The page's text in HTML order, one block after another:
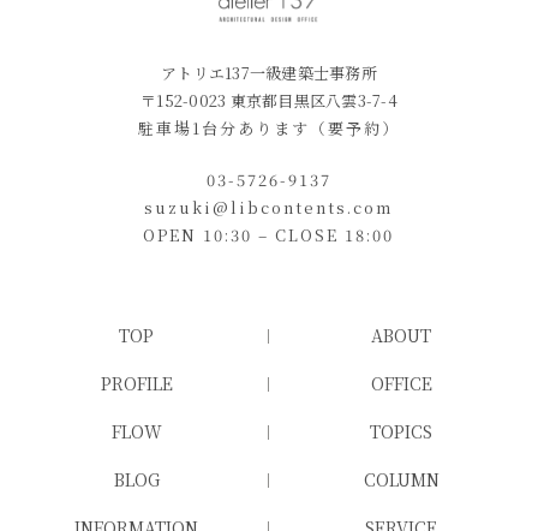
アトリエ137一級建築士事務所
〒152-0023 東京都目黒区八雲3-7-4
駐車場1台分あります（要予約）
03-5726-9137
suzuki@libcontents.com
OPEN 10:30 – CLOSE 18:00
TOP
ABOUT
PROFILE
OFFICE
FLOW
TOPICS
BLOG
COLUMN